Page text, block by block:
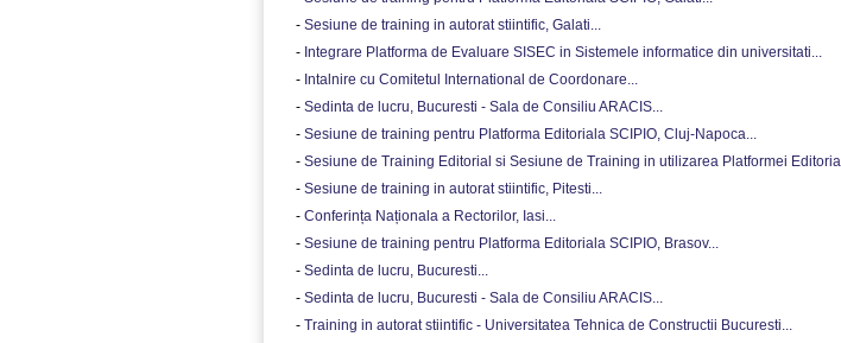
- Sesiune de training in autorat stiintific, Galati...
- Integrare Platforma de Evaluare SISEC in Sistemele informatice din universitati...
- Intalnire cu Comitetul International de Coordonare...
- Sedinta de lucru, Bucuresti - Sala de Consiliu ARACIS...
- Sesiune de training pentru Platforma Editoriala SCIPIO, Cluj-Napoca...
- Sesiune de Training Editorial si Sesiune de Training in utilizarea Platformei
- Sesiune de training in autorat stiintific, Pitesti...
- Conferința Naționala a Rectorilor, Iasi...
- Sesiune de training pentru Platforma Editoriala SCIPIO, Brasov...
- Sedinta de lucru, Bucuresti...
- Sedinta de lucru, Bucuresti - Sala de Consiliu ARACIS...
- Training in autorat stiintific - Universitatea Tehnica de Constructii Bucuresti...